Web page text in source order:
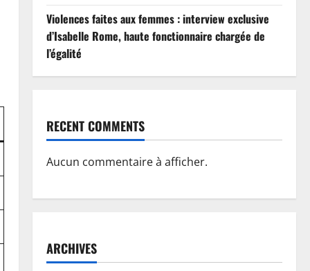
Violences faites aux femmes : interview exclusive
d’Isabelle Rome, haute fonctionnaire chargée de
l’égalité
RECENT COMMENTS
Aucun commentaire à afficher.
ARCHIVES